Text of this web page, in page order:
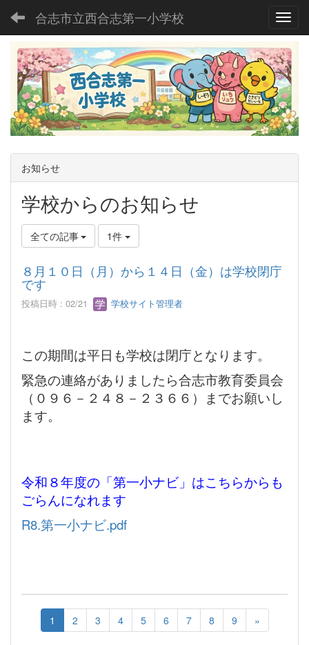
合志市立西合志第一小学校
お知らせ
学校からのお知らせ
全ての記事 1件
８月１０日（月）から１４日（金）は学校閉庁
です
投稿日時 : 02/21 学校サイト管理者
この期間は平日も学校は閉庁となります。
緊急の連絡がありましたら合志市教育委員会
（０９６－２４８－２３６６）までお願いし
ます。
令和８年度の「第一小ナビ」はこちらからも
ごらんになれます
R8.第一小ナビ.pdf
1 2 3 4 5 6 7 8 9 »